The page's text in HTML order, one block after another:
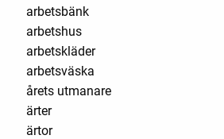
arbetsbänk
arbetshus
arbetskläder
arbetsväska
årets utmanare
ärter
ärtor